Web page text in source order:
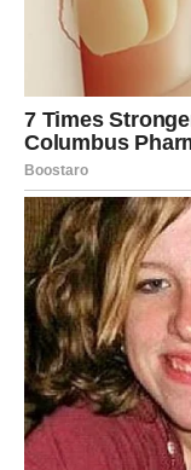
BIK –
KONAČNO
Bik do sredine
sigurnosti. Možda
koje vredi više od